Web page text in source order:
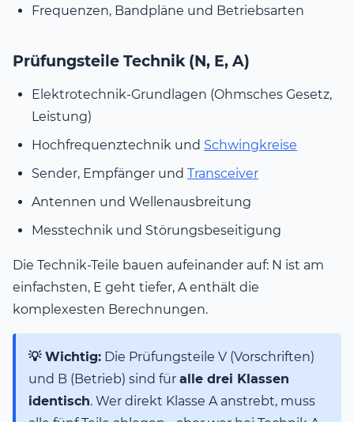
Frequenzen, Bandpläne und Betriebsarten
Prüfungsteile Technik (N, E, A)
Elektrotechnik-Grundlagen (Ohmsches Gesetz,
Leistung)
Hochfrequenztechnik und Schwingkreise
Sender, Empfänger und Transceiver
Antennen und Wellenausbreitung
Messtechnik und Störungsbeseitigung
Die Technik-Teile bauen aufeinander auf: N ist am
einfachsten, E geht tiefer, A enthält die
komplexesten Berechnungen.
💡 Wichtig: Die Prüfungsteile V (Vorschriften)
und B (Betrieb) sind für alle drei Klassen
identisch. Wer direkt Klasse A anstrebt, muss